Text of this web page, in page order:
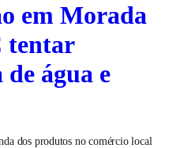
em Morada
tentar
água e
dos produtos no comércio local